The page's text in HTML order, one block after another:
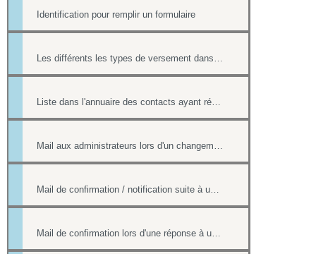
Identification pour remplir un formulaire
Les différents les types de versement dans un formulaire payant.
Liste dans l'annuaire des contacts ayant répondu à un formulaire
Mail aux administrateurs lors d'un changement de réponse existante
Mail de confirmation / notification suite à une réponse sur le formulaire
Mail de confirmation lors d'une réponse à un formulaire